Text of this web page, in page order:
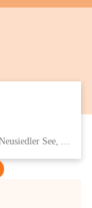
Eisenstädter Straße 18, 7091 Breitenbrunn am Neusiedler See, AUT